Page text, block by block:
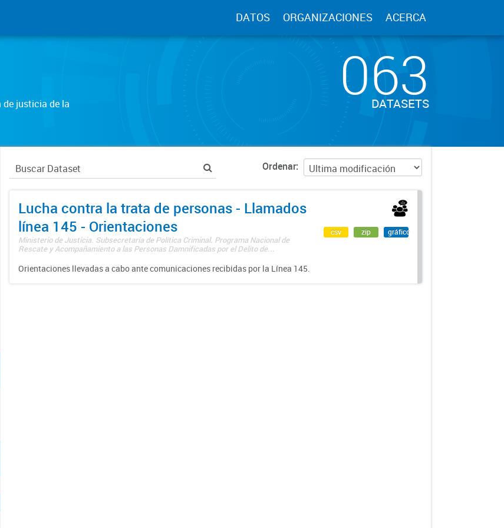
DATOS ORGANIZACIONES ACERCA
justicia de la
063
DATASETS
Ordenar
Lucha contra la trata de personas - Llamados
línea 145 - Orientaciones
Ministerio de Justicia. Subsecretaría de Política Criminal. Programa Nacional de
Rescate y Acompañamiento a las Personas Damnificadas por el Delito de...
Orientaciones llevadas a cabo ante comunicaciones recibidas por la Línea 145.
csv zip gráfico